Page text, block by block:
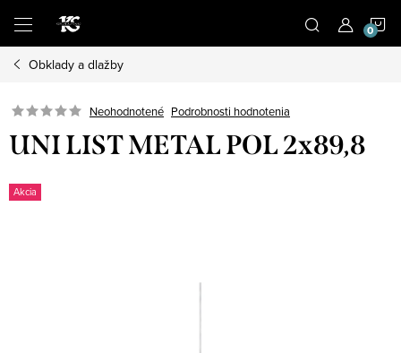
obsah
Obklady a dlažby
Neohodnotené Podrobnosti hodnotenia
UNI LIST METAL POL 2x89,8
Akcia